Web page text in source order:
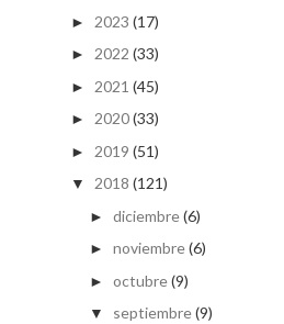
► 2023 (17)
► 2022 (33)
► 2021 (45)
► 2020(33)
► 2019 (51)
▼ 2018 (121)
► diciembre(6)
► noviembre(6)
► octubre(9)
▼ septiembre(9)